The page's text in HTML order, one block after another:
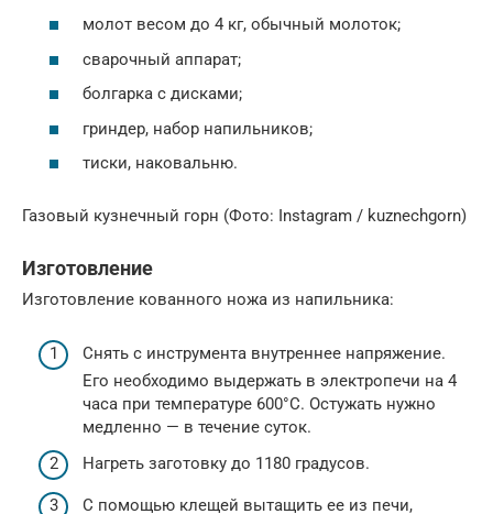
молот весом до 4 кг, обычный молоток;
сварочный аппарат;
болгарка с дисками;
гриндер, набор напильников;
тиски, наковальню.
Газовый кузнечный горн (Фото: Instagram / kuznechgorn)
Изготовление
Изготовление кованного ножа из напильника:
Снять с инструмента внутреннее напряжение.
Его необходимо выдержать в электропечи на 4
часа при температуре 600°C. Остужать нужно
медленно — в течение суток.
Нагреть заготовку до 1180 градусов.
С помощью клещей вытащить ее из печи,